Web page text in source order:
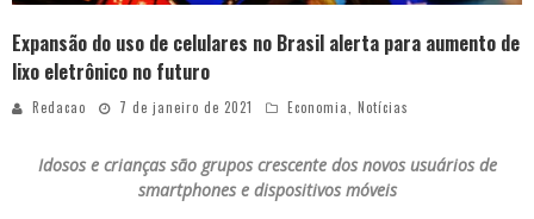
Expansão do uso de celulares no Brasil alerta para aumento de
lixo eletrônico no futuro
Redacao 7 de janeiro de 2021 Economia, Notícias
Idosos e crianças são grupos crescente dos novos usuários de
smartphones e dispositivos móveis